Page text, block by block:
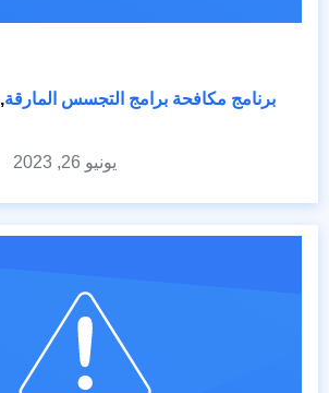
برنامج مكافحة برامج التجسس المارقة,
يونيو 26, 2023